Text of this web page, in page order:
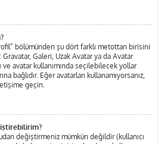
bölümünden şu dört farklı metottan birisini
Galeri, Uzak Avatar ya da Avatar
avatar kullanımında seçilebilecek yollar
bağlıdır. Eğer avatarları kullanamıyorsanız,
geçin.
değiştirmeniz mümkün değildir (kullanıcı